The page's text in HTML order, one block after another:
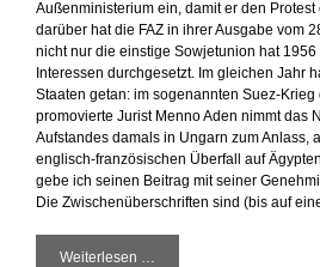
Außenministerium ein, damit er den
darüber hat die FAZ in ihrer Ausgabe vom
nicht nur die einstige Sowjetunion hat
Interessen durchgesetzt. Im gleichen Jahr
Staaten getan: im sogenannten Suez-
promovierte Jurist Menno Aden nimmt das
Aufstandes damals in Ungarn zum Anlass,
englisch-französischen Überfall auf
gebe ich seinen Beitrag mit seiner
Die Zwischenüberschriften sind (bis auf
Weiterlesen …